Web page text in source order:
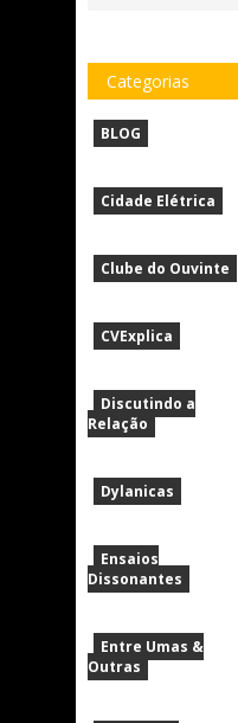
Categorias
BLOG
Cidade Elétrica
Clube do Ouvinte
CVExplica
Discutindo a
Relação
Dylanicas
Ensaios
Dissonantes
Entre Umas &
Outras